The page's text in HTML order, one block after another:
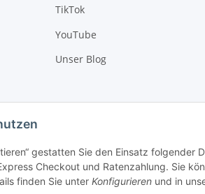
gestatten Sie den Einsatz folgender
Checkout und Ratenzahlung. Sie
finden Sie unter Konfigurieren und in
TikTok
YouTube
Unser Blog